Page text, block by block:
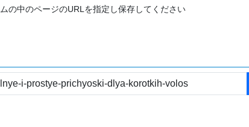
の中のページのURLを指定し保存してください